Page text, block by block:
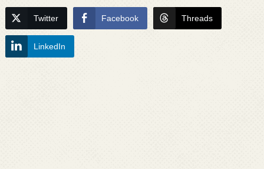
Twitter Facebook Threads
LinkedIn